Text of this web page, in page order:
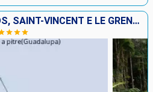
GUADALUPA, BARBADOS, SAINT-VINCENT E LE GRENADINE, SANTA LUCIA, GRENADA, MARTINICA